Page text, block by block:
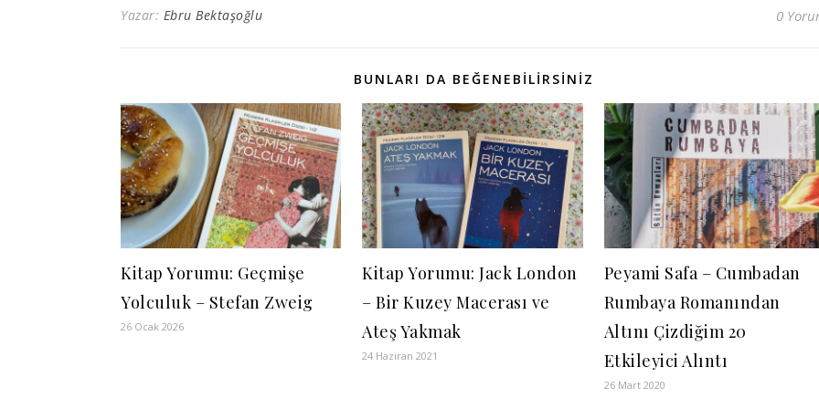
Yazar: Ebru Bektaşoğlu 0
BUNLARI DA BEĞENEBILIRSINIZ
Kitap Yorumu: Geçmişe
Yolculuk – Stefan Zweig
26 Ocak 2026
Kitap Yorumu: Jack London
– Bir Kuzey Macerası ve
Ateş Yakmak
24 Haziran 2021
Peyami Safa – Cumbadan
Rumbaya Romanından
Altını Çizdiğim 20
Etkileyici Alıntı
26 Mart 2020